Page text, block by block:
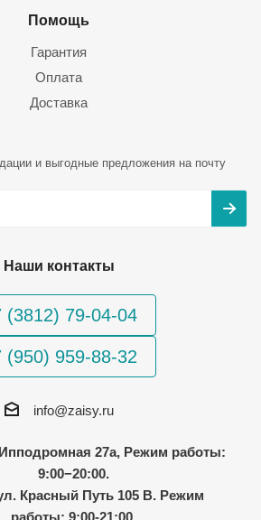
Помощь
Гарантия
Оплата
Доставка
и выгодные предложения на почту
Наши контакты
(3812) 79-04-04
(950) 959-88-32
info@zaisy.ru
27а, Режим работы:
9:00−20:00.
Красный Путь 105 В. Режим
работы: 9:00-21:00.